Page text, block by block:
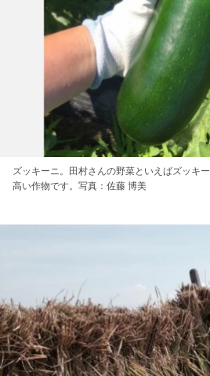
ズッキーニ。田村さんの野菜といえばズッキ
高い作物です。写真：佐藤 博美